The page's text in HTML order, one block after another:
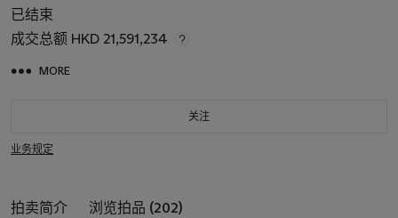
已结束
成交总额 HKD 21,591,234
MORE
关注
业务规定
拍卖简介 浏览拍品 (202)